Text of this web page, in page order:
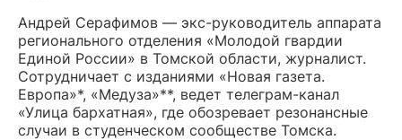
Андрей Серафимов — экс-руководитель аппарата
регионального отделения «Молодой гвардии
Единой России» в Томской области, журналист.
Сотрудничает с изданиями «Новая газета.
Европа»*, «Медуза»**, ведет телеграм-канал
«Улица бархатная», где обозревает резонансные
случаи в студенческом сообществе Томска.